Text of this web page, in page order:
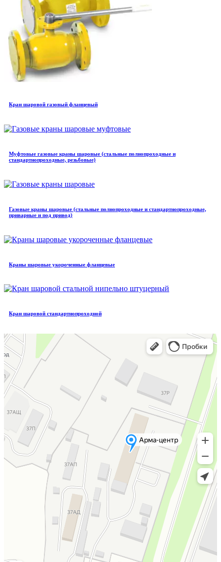
Кран шаровой газовый фланцевый
Муфтовые газовые краны шаровые (стальные полнопроходные и
стандартнопроходные, резьбовые)
Газовые краны шаровые (стальные полнопроходные и стандартнопроходные,
приварные и под привод)
Краны шаровые укороченные фланцевые
Кран шаровой стандартнопроходной